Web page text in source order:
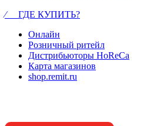
⁄ ГДЕ КУПИТЬ?
Онлайн
Розничный ритейл
Дистрибьюторы HoReCa
Карта магазинов
shop.remit.ru